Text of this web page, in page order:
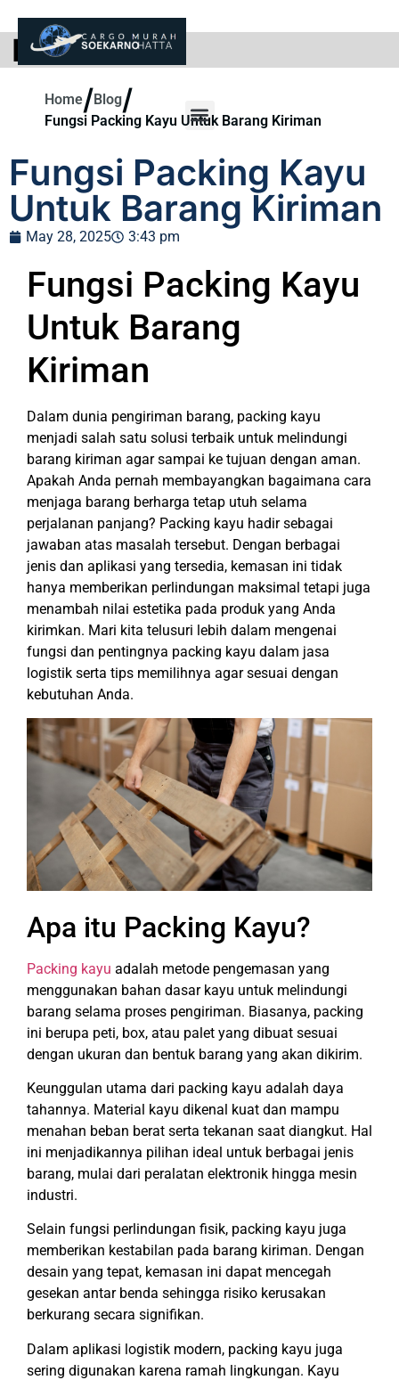
BLOG
Home/Blog/
Fungsi Packing Kayu Untuk Barang Kiriman
Fungsi Packing Kayu
Untuk Barang Kiriman
May 28, 2025 3:43 pm
Fungsi Packing Kayu
Untuk Barang
Kiriman
Dalam dunia pengiriman barang, packing kayu
menjadi salah satu solusi terbaik untuk melindungi
barang kiriman agar sampai ke tujuan dengan aman.
Apakah Anda pernah membayangkan bagaimana cara
menjaga barang berharga tetap utuh selama
perjalanan panjang? Packing kayu hadir sebagai
jawaban atas masalah tersebut. Dengan berbagai
jenis dan aplikasi yang tersedia, kemasan ini tidak
hanya memberikan perlindungan maksimal tetapi juga
menambah nilai estetika pada produk yang Anda
kirimkan. Mari kita telusuri lebih dalam mengenai
fungsi dan pentingnya packing kayu dalam jasa
logistik serta tips memilihnya agar sesuai dengan
kebutuhan Anda.
Apa itu Packing Kayu?
Packing kayu adalah metode pengemasan yang
menggunakan bahan dasar kayu untuk melindungi
barang selama proses pengiriman. Biasanya, packing
ini berupa peti, box, atau palet yang dibuat sesuai
dengan ukuran dan bentuk barang yang akan dikirim.
Keunggulan utama dari packing kayu adalah daya
tahannya. Material kayu dikenal kuat dan mampu
menahan beban berat serta tekanan saat diangkut. Hal
ini menjadikannya pilihan ideal untuk berbagai jenis
barang, mulai dari peralatan elektronik hingga mesin
industri.
Selain fungsi perlindungan fisik, packing kayu juga
memberikan kestabilan pada barang kiriman. Dengan
desain yang tepat, kemasan ini dapat mencegah
gesekan antar benda sehingga risiko kerusakan
berkurang secara signifikan.
Dalam aplikasi logistik modern, packing kayu juga
sering digunakan karena ramah lingkungan. Kayu